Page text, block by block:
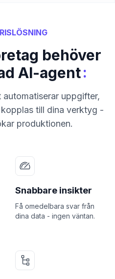
behöver
AI-agent:
automatiserar uppgifter,
till dina verktyg -
produktionen.
Snabbare insikter
Få omedelbara svar från
dina data - ingen väntan.